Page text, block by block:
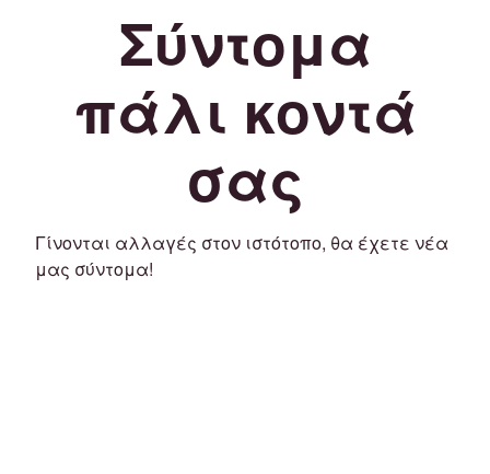
Σύντομα
πάλι κοντά
σας
Γίνονται αλλαγές στον ιστότοπο, θα έχετε νέα
μας σύντομα!